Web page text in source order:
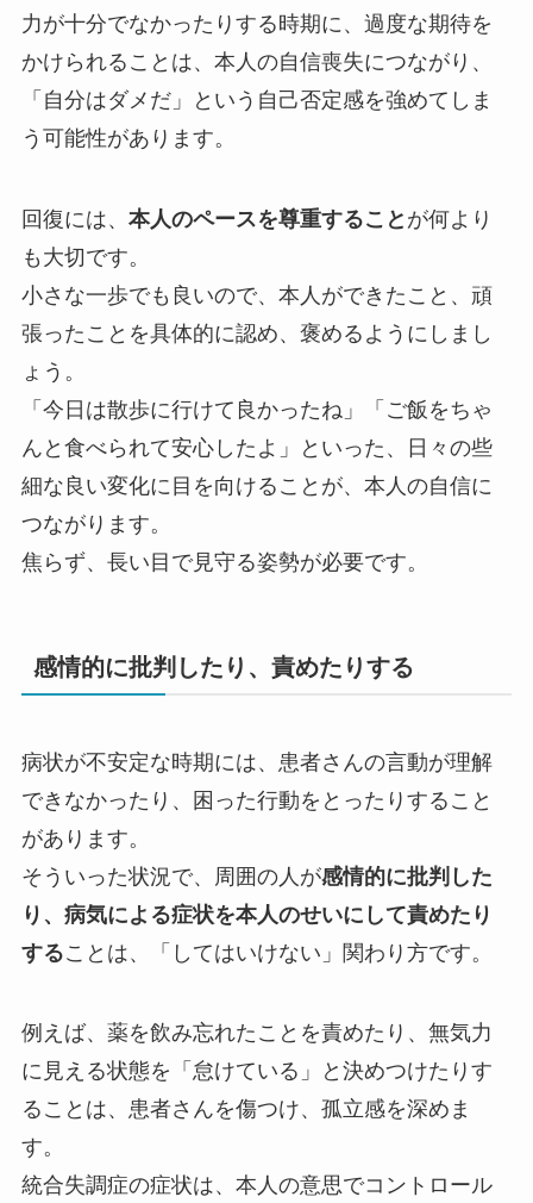
力が十分でなかったりする時期に、過度な期待を
かけられることは、本人の自信喪失につながり、
「自分はダメだ」という自己否定感を強めてしま
う可能性があります。
回復には、 本人のペースを尊重すること が何より
も大切です。
小さな一歩でも良いので、本人ができたこと、頑
張ったことを具体的に認め、褒めるようにしまし
ょう。
「今日は散歩に行けて良かったね」「ご飯をちゃ
んと食べられて安心したよ」といった、日々の些
細な良い変化に目を向けることが、本人の自信に
つながります。
焦らず、長い目で見守る姿勢が必要です。
感情的に批判したり、責めたりする
病状が不安定な時期には、患者さんの言動が理解
できなかったり、困った行動をとったりすること
があります。
そういった状況で、周囲の人が感情的に批判した
り、病気による症状を本人のせいにして責めたり
することは、「してはいけない」関わり方です。
例えば、薬を飲み忘れたことを責めたり、無気力
に見える状態を「怠けている」と決めつけたりす
ることは、患者さんを傷つけ、孤立感を深めま
す。
統合失調症の症状は、本人の意思でコントロール